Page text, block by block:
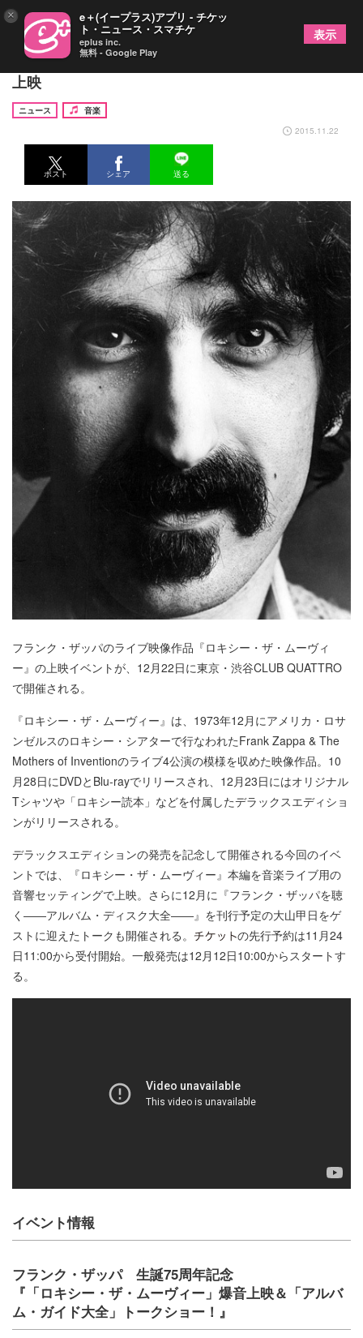
フランク・ザッパの1973年ロサンゼルス公演を爆音
上映
ニュース
音楽
2015.11.22
ポスト シェア 送る
フランク・ザッパのライブ映像作品『ロキシー・ザ・ムーヴィ
ー』の上映イベントが、12月22日に東京・渋谷CLUB QUATTRO
で開催される。
『ロキシー・ザ・ムーヴィー』は、1973年12月にアメリカ・ロサ
ンゼルスのロキシー・シアターで行なわれたFrank Zappa & The
Mothers of Inventionのライブ4公演の模様を収めた映像作品。10
月28日にDVDとBlu-rayでリリースされ、12月23日にはオリジナル
Tシャツや「ロキシー読本」などを付属したデラックスエディショ
ンがリリースされる。
デラックスエディションの発売を記念して開催される今回のイベ
ントでは、『ロキシー・ザ・ムーヴィー』本編を音楽ライブ用の
音響セッティングで上映。さらに12月に『フランク・ザッパを聴
く――アルバム・ディスク大全――』を刊行予定の大山甲日をゲ
ストに迎えたトークも開催される。
の先行予約は11月24
日11:00から受付開始。一般発売は12月12日10:00からスタートす
る。
イベント情報
フランク・ザッパ 生誕75周年記念
『「ロキシー・ザ・ムーヴィー」爆音上映＆「アルバ
ム・ガイド大全」トークショー！』
× e＋(イープラス)アプリ - チケッ
ト・ニュース・スマチケ
eplus inc.
無料 - Google Play
表示